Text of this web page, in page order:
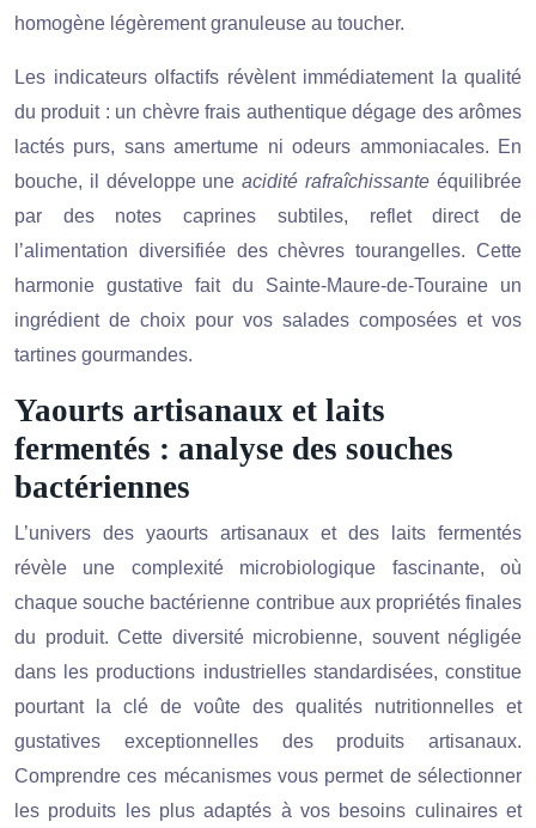
homogène légèrement granuleuse au toucher.
Les indicateurs olfactifs révèlent immédiatement la qualité
du produit : un chèvre frais authentique dégage des arômes
lactés purs, sans amertume ni odeurs ammoniacales. En
bouche, il développe uneacidité rafraîchissanteéquilibrée
par des notes caprines subtiles, reflet direct de
l’alimentation diversifiée des chèvres tourangelles. Cette
harmonie gustative fait du Sainte-Maure-de-Touraine un
ingrédient de choix pour vos salades composées et vos
tartines gourmandes.
Yaourts artisanaux et laits
fermentés : analyse des souches
bactériennes
L’univers des yaourts artisanaux et des laits fermentés
révèle une complexité microbiologique fascinante, où
chaque souche bactérienne contribue aux propriétés finales
du produit. Cette diversité microbienne, souvent négligée
dans les productions industrielles standardisées, constitue
pourtant la clé de voûte des qualités nutritionnelles et
gustatives exceptionnelles des produits artisanaux.
Comprendre ces mécanismes vous permet de sélectionner
les produits les plus adaptés à vos besoins culinaires et